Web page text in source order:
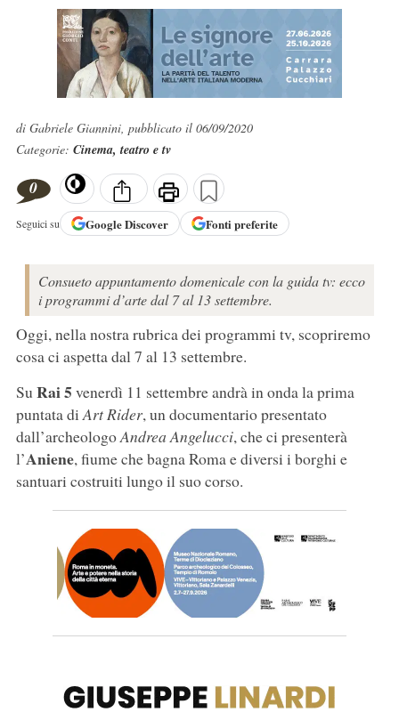
di Gabriele Giannini, pubblicato il 06/09/2020
Categorie: Cinema, teatro e tv
0
Seguici su GoogleDiscover Fonti preferite
Consueto appuntamento domenicale con la guida tv: ecco
i programmi d’arte dal 7 al 13 settembre.
Oggi, nella nostra rubrica dei programmi tv, scopriremo
cosa ci aspetta dal 7 al 13 settembre.
SuRai 5 venerdì 11 settembre andrà in onda la prima
puntata diArt Rider, un documentario presentato
dall’archeologoAndrea Angelucci, che ci presenterà
l’Aniene, fiume che bagna Roma e diversi i borghi e
santuari costruiti lungo il suo corso.